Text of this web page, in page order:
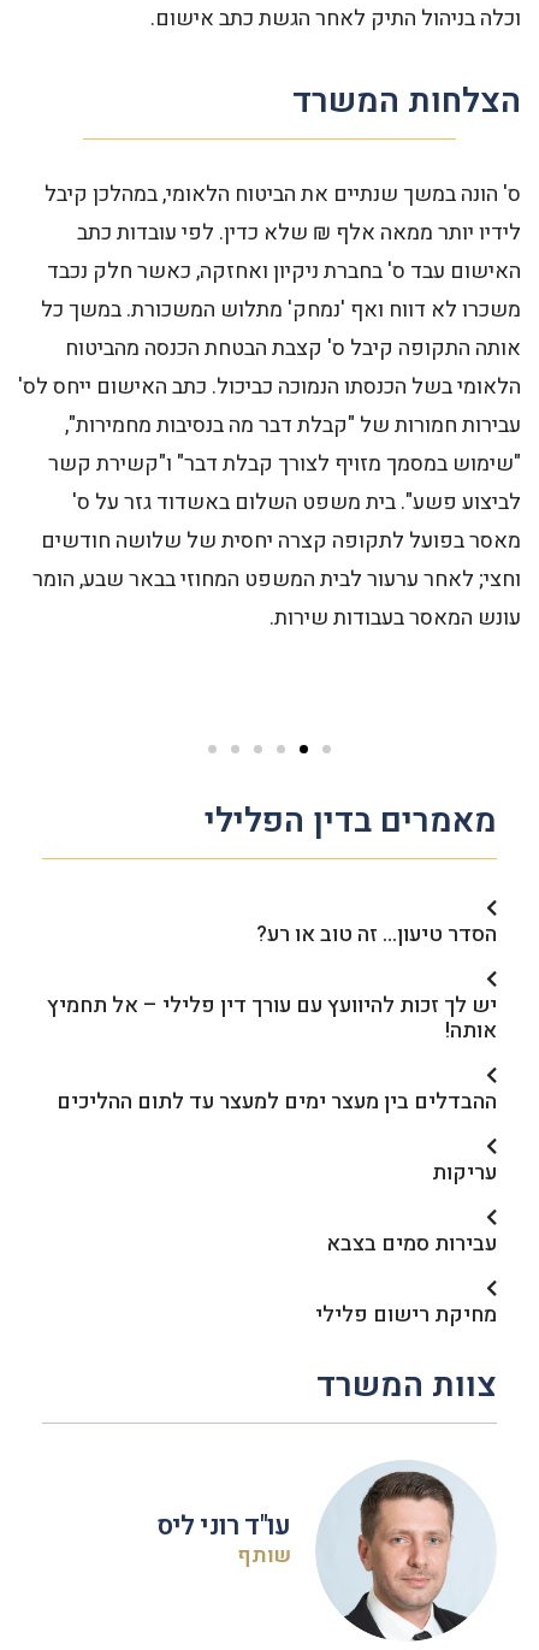
וכלה בניהול התיק לאחר הגשת כתב אישום.
הצלחות המשרד
ס' הונה במשך שנתיים את הביטוח הלאומי, במהלכן קיבל
לידיו יותר ממאה אלף ₪ שלא כדין. לפי עובדות כתב
האישום עבד ס' בחברת ניקיון ואחזקה, כאשר חלק נכבד
משכרו לא דווח ואף 'נמחק' מתלוש המשכורת. במשך כל
אותה התקופה קיבל ס' קצבת הבטחת הכנסה מהביטוח
הלאומי בשל הכנסתו הנמוכה כביכול. כתב האישום ייחס לס'
עבירות חמורות של "קבלת דבר מה בנסיבות מחמירות",
"שימוש במסמך מזויף לצורך קבלת דבר" ו"קשירת קשר
לביצוע פשע". בית משפט השלום באשדוד גזר על ס'
מאסר בפועל לתקופה קצרה יחסית של שלושה חודשים
וחצי; לאחר ערעור לבית המשפט המחוזי בבאר שבע, הומר
עונש המאסר בעבודות שירות.
מאמרים בדין הפלילי
הסדר טיעון… זה טוב או רע?
יש לך זכות להיוועץ עם עורך דין פלילי – אל תחמיץ
אותה!
ההבדלים בין מעצר ימים למעצר עד לתום ההליכים
עריקות
עבירות סמים בצבא
מחיקת רישום פלילי
צוות המשרד
עו"ד רוני ליס
שותף